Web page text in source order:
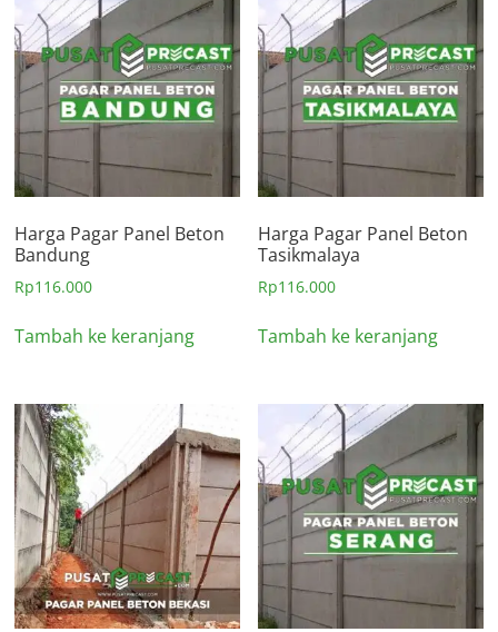
Harga Pagar Panel Beton
Bandung
Rp116.000
Tambah ke keranjang
Harga Pagar Panel Beton
Tasikmalaya
Rp116.000
Tambah ke keranjang